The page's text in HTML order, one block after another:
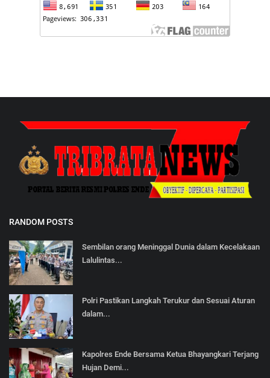
RANDOM POSTS
Sembilan orang Meninggal Dunia dalam Kecelakaan
Lalulintas...
Polri Pastikan Langkah Terukur dan Sesuai Aturan
dalam...
Kapolres Ende Bersama Ketua Bhayangkari Terjang
Hujan Demi...